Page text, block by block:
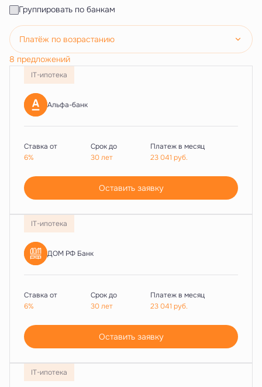
Группировать по банкам
Платёж по возрастанию
8 предложений
IT-ипотека
Альфа-банк
Ставка от
6%
Срок до
30 лет
Платеж в месяц
23 041 руб.
Оставить заявку
IT-ипотека
ДОМ РФ Банк
Ставка от
6%
Срок до
30 лет
Платеж в месяц
23 041 руб.
Оставить заявку
IT-ипотека